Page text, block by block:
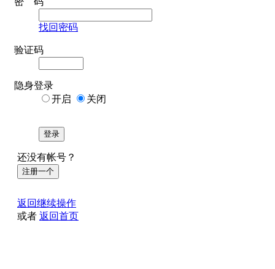
找回密码
验证码
隐身登录
开启
关闭
登录
还没有帐号？
注册一个
返回继续操作
或者 返回首页